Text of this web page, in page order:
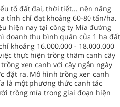
tố đất đai, thời tiết... nên năng
tỉnh chỉ đạt khoảng 60-80 tấn/ha.
hiện nay tại công ty Mía đường
doanh thu bình quân của 1 ha đất
khoảng 16.000.000 - 18.000.000
thực hiện trồng thâm canh cây
xen canh với cây ngắn ngày
đặt ra. Mô hình trồng xen canh
là một phương thức canh tác
trồng mía trong giai đoạn hiện